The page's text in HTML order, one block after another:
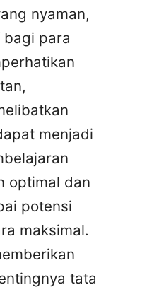
nyaman,
para
menjadi
optimal dan
potensi
maksimal.
tata